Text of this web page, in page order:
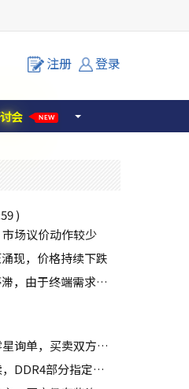
注册 登录
讨会 NEW
)
市场议价动作较少
现，价格持续下跌
【台湾地区】eMMC买气持续停滞，由于终端需求未能好转
【深圳】仅在部分指定料号有零星询单，买卖双方价格仍有差距
【香港】买家问价动作断断续续，DDR4部分指定颗粒仍有些许询单